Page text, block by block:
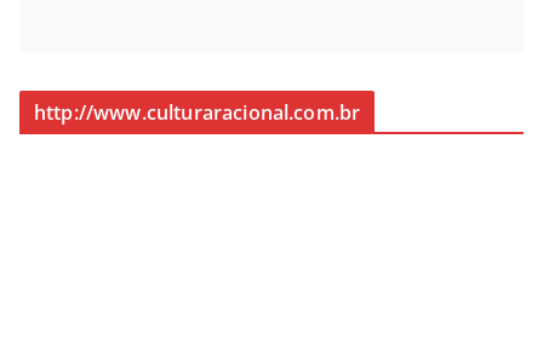
http://www.culturaracional.com.br